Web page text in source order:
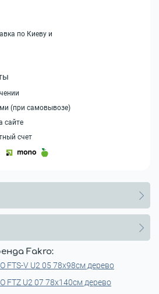
по Киеву и
(при самовывозе)
сайте
счет
Fakro:
FTS-V U2 05 78x98см дерево
FTZ U2 07 78x140см дерево